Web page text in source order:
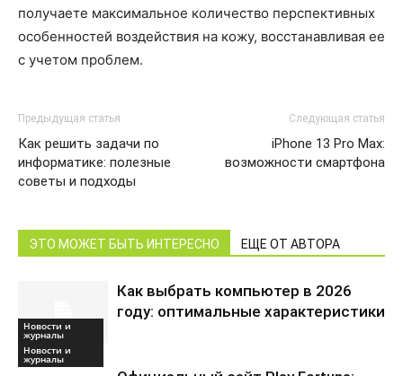
получаете максимальное количество перспективных
особенностей воздействия на кожу, восстанавливая ее
с учетом проблем.
Предыдущая статья
Как решить задачи по
информатике: полезные
советы и подходы
Следующая статья
iPhone 13 Pro Max:
возможности смартфона
ЭТО МОЖЕТ БЫТЬ ИНТЕРЕСНО ЕЩЕ ОТ АВТОРА
Новости и
журналы
Как выбрать компьютер в 2026
году: оптимальные характеристики
Новости и
журналы